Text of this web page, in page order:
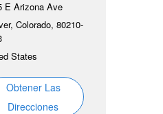
E Arizona Ave
Colorado, 80210-
States
Obtener Las
Direcciones